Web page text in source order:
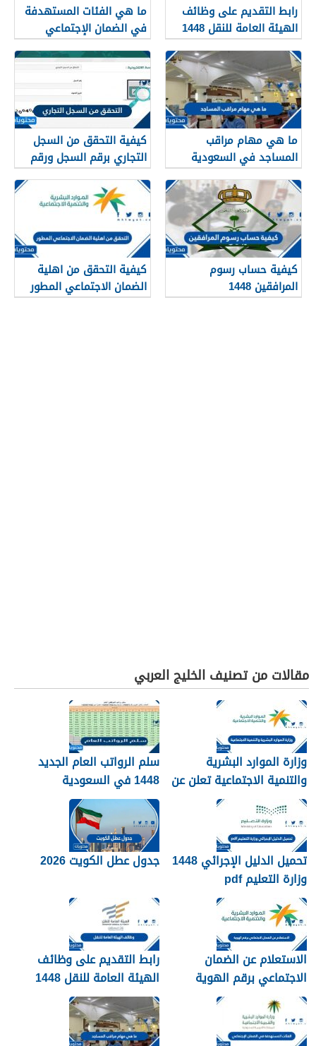
رابط التقديم على وظائف
الهيئة العامة للنقل 1448
في الرياض
ما هي الفئات المستهدفة
في الضمان الإجتماعي
الجديد 1448
ما هي مهام مراقب
المساجد في السعودية
1448
كيفية التحقق من السجل
التجاري برقم السجل ورقم
الهوية 1448
كيفية حساب رسوم
المرافقين 1448
كيفية التحقق من اهلية
الضمان الاجتماعي المطور
1448
مقالات من تصنيف الخليج العربي
وزارة الموارد البشرية
والتنمية الاجتماعية تعلن عن
تفعيل نظام الضمان
الاجتماعي المطور والجديد
1448
سلم الرواتب العام الجديد
1448 في السعودية
تحميل الدليل الإجرائي 1448
وزارة التعليم pdf
جدول عطل الكويت 2026
الاستعلام عن الضمان
الاجتماعي برقم الهوية
1448
رابط التقديم على وظائف
الهيئة العامة للنقل 1448
في الرياض